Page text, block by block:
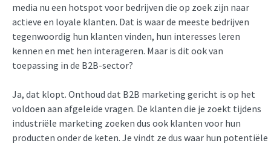
media nu een hotspot voor bedrijven die op zoek zijn naar
actieve en loyale klanten. Dat is waar de meeste bedrijven
tegenwoordig hun klanten vinden, hun interesses leren
kennen en met hen interageren. Maar is dit ook van
toepassing in de B2B-sector?
Ja, dat klopt. Onthoud dat B2B marketing gericht is op het
voldoen aan afgeleide vragen. De klanten die je zoekt tijdens
industriële marketing zoeken dus ook klanten voor hun
producten onder de keten. Je vindt ze dus waar hun potentiële